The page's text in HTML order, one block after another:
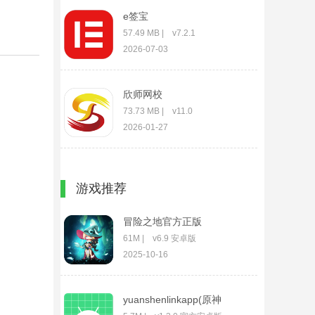
e签宝
57.49 MB | v7.2.1
2026-07-03
欣师网校
73.73 MB | v11.0
2026-01-27
18.76 MB | v2.4.13
游戏推荐
冒险之地官方正版
61M | v6.9 安卓版
2025-10-16
yuanshenlinkapp(原神
link抽卡分析)